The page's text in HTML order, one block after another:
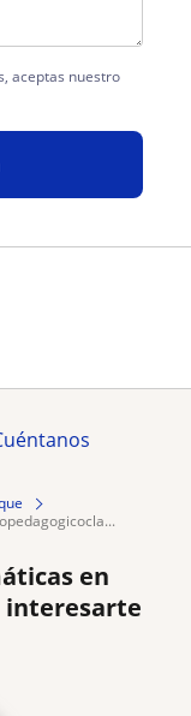
aceptas nuestro
en
interesarte